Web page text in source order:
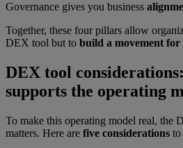
Governance gives you business
Together, these four pillars allow
DEX tool but to build a movement
DEX tool
supports the operating
To make this operating model real, the
matters. Here are five considerations to